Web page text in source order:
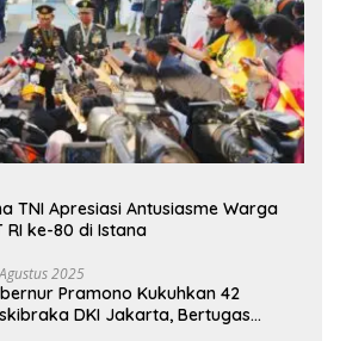
TNI Apresiasi Antusiasme Warga
RI ke-80 di Istana
2025
Pramono Kukuhkan 42
DKI Jakarta, Bertugas